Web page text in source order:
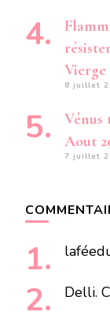
8 juillet
Vénus
Aout
7 juillet
Delli.